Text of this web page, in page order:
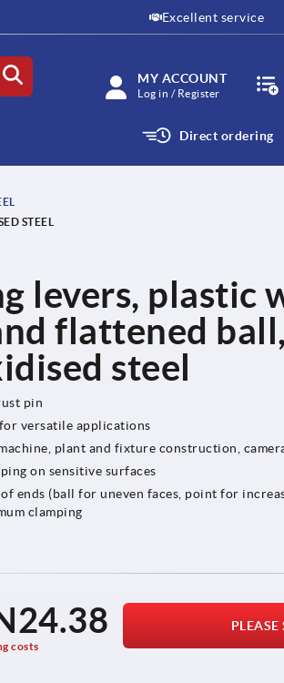
Excellent service
MY ACCOUNT
Log in / Register
Direct ordering
STEEL
levers, plastic
flattened
steel
pin
versatile applications
plant and fixture construction,
on sensitive surfaces
ends (ball for uneven faces, point for
clamping
costs